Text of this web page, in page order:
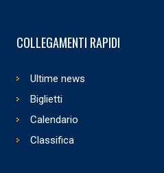
COLLEGAMENTI RAPIDI
Ultime news
Biglietti
Calendario
Classifica